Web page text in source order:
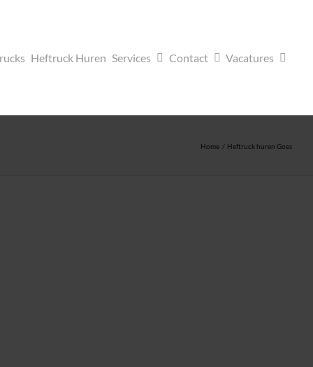
Heftruck Huren Services Contact Vacatures
Home Heftruck huren Goes